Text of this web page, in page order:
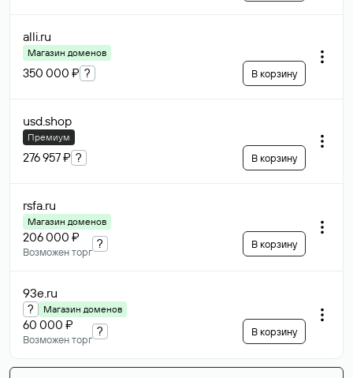
alli.ru
Магазин доменов
350 000 ₽ ? В корзину
usd.shop
Премиум
276 957 ₽ ? В корзину
rsfa.ru
Магазин доменов
206 000 ₽
Возможен торг
? В корзину
93e.ru
? Магазин доменов
60 000 ₽
Возможен торг
? В корзину